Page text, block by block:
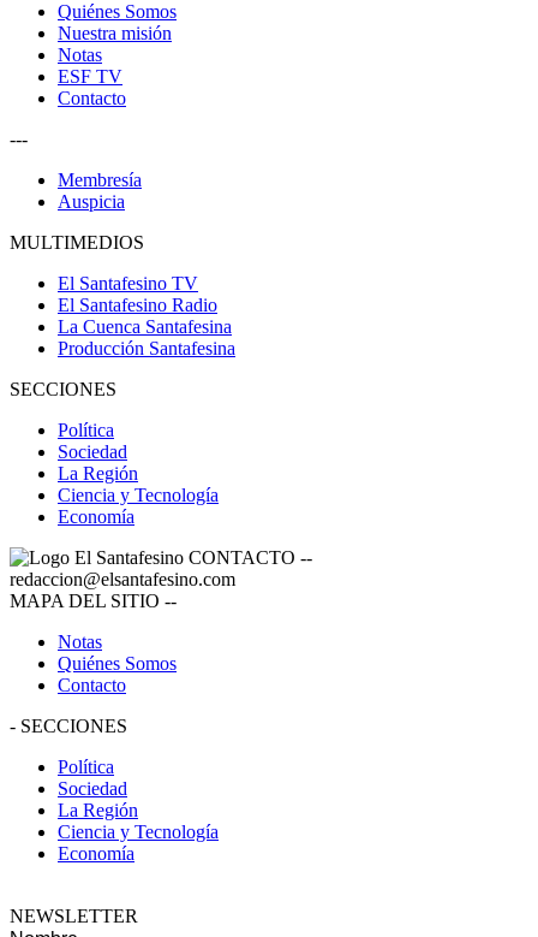
Quiénes Somos
Nuestra misión
Notas
ESF TV
Contacto
---
Membresía
Auspicia
MULTIMEDIOS
El Santafesino TV
El Santafesino Radio
La Cuenca Santafesina
Producción Santafesina
SECCIONES
Política
Sociedad
La Región
Ciencia y Tecnología
Economía
CONTACTO --
redaccion@elsantafesino.com
MAPA DEL SITIO --
Notas
Quiénes Somos
Contacto
- SECCIONES
Política
Sociedad
La Región
Ciencia y Tecnología
Economía
NEWSLETTER